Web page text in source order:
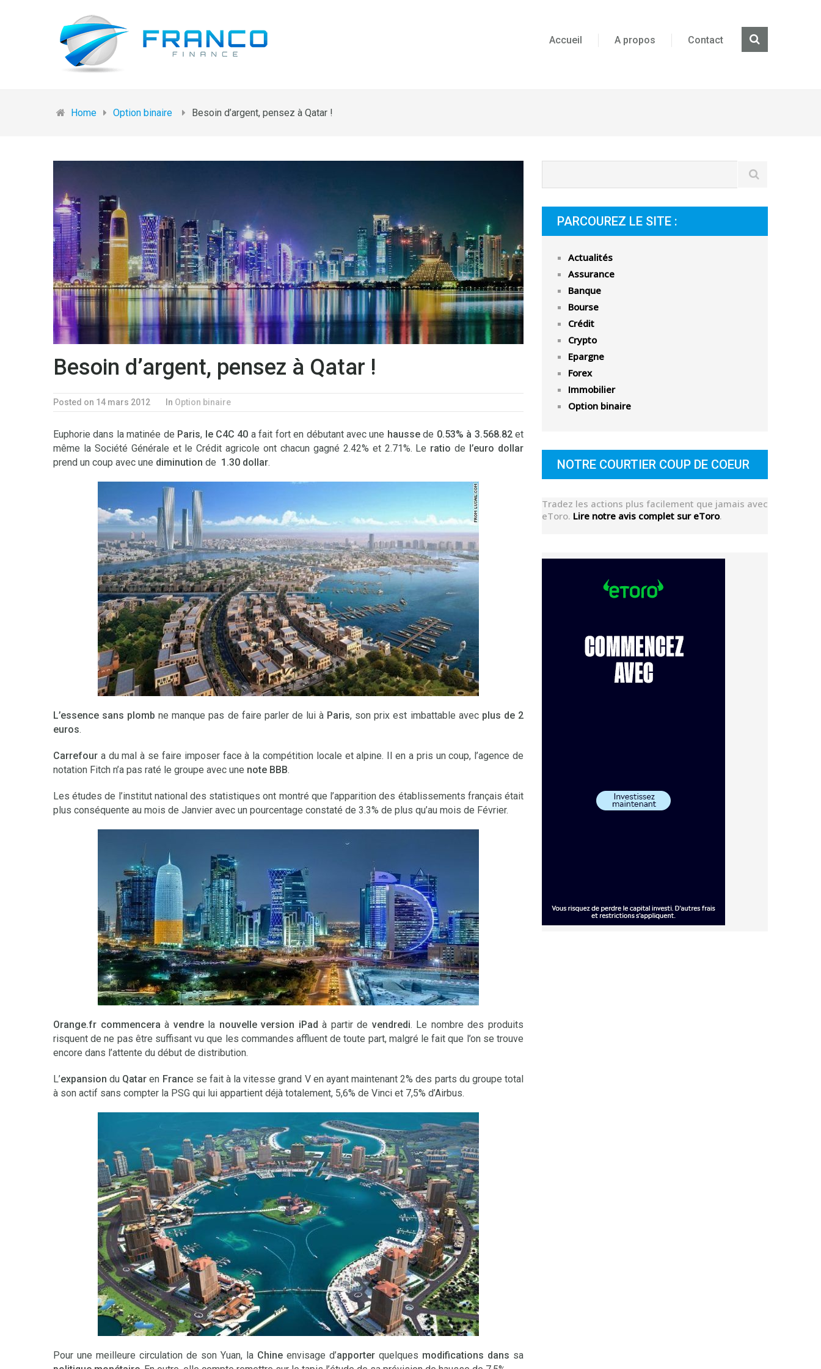
Accueil A propos Contact
Home Option binaire Besoin d’argent, pensez à Qatar !
Besoin d’argent, pensez à Qatar !
Posted on 14 mars 2012 In Option binaire
Euphorie dans la matinée de Paris, le C4C 40 a fait fort en débutant avec une haussede 0.53% à 3.568.82et
même la Société Générale et le Crédit agricole ont chacun gagné 2.42% et 2.71%. Le ratio de l’euro dollar
prend un coup avec une diminution de 1.30 dollar.
L’essence sans plombne manque pas de faire parler de lui à Paris, son prix est imbattable avec plus de 2
euros.
Carrefour a du mal à se faire imposer face à la compétition locale et alpine. Il en a pris un coup, l’agence de
notation Fitch n’a pas raté le groupe avec une note BBB.
Les études de l’institut national des statistiques ont montré que l’apparition des établissements français était
plus conséquente au mois de Janvier avec un pourcentage constaté de 3.3% de plus qu’au mois de Février.
Orange.fr commencera à vendrela nouvelle version iPadà partir de vendredi. Le nombre des produits
risquent de ne pas être suffisant vu que les commandes affluent de toute part, malgré le fait que l’on se trouve
encore dans l’attente du début de distribution.
L’expansion du Qatar en France se fait à la vitesse grand V en ayant maintenant 2% des parts du groupe total
à son actif sans compter la PSG qui lui appartient déjà totalement, 5,6% de Vinci et 7,5% d’Airbus.
Pour une meilleure circulation de son Yuan, la Chineenvisage d’apporterquelques modifications dans sa
PARCOUREZ LE SITE :
Actualités
Assurance
Banque
Bourse
Crédit
Crypto
Epargne
Forex
Immobilier
Option binaire
NOTRE COURTIER COUP DE COEUR
Tradez les actions plus facilement que jamais avec
eToro. Lire notre avis complet sur eToro.